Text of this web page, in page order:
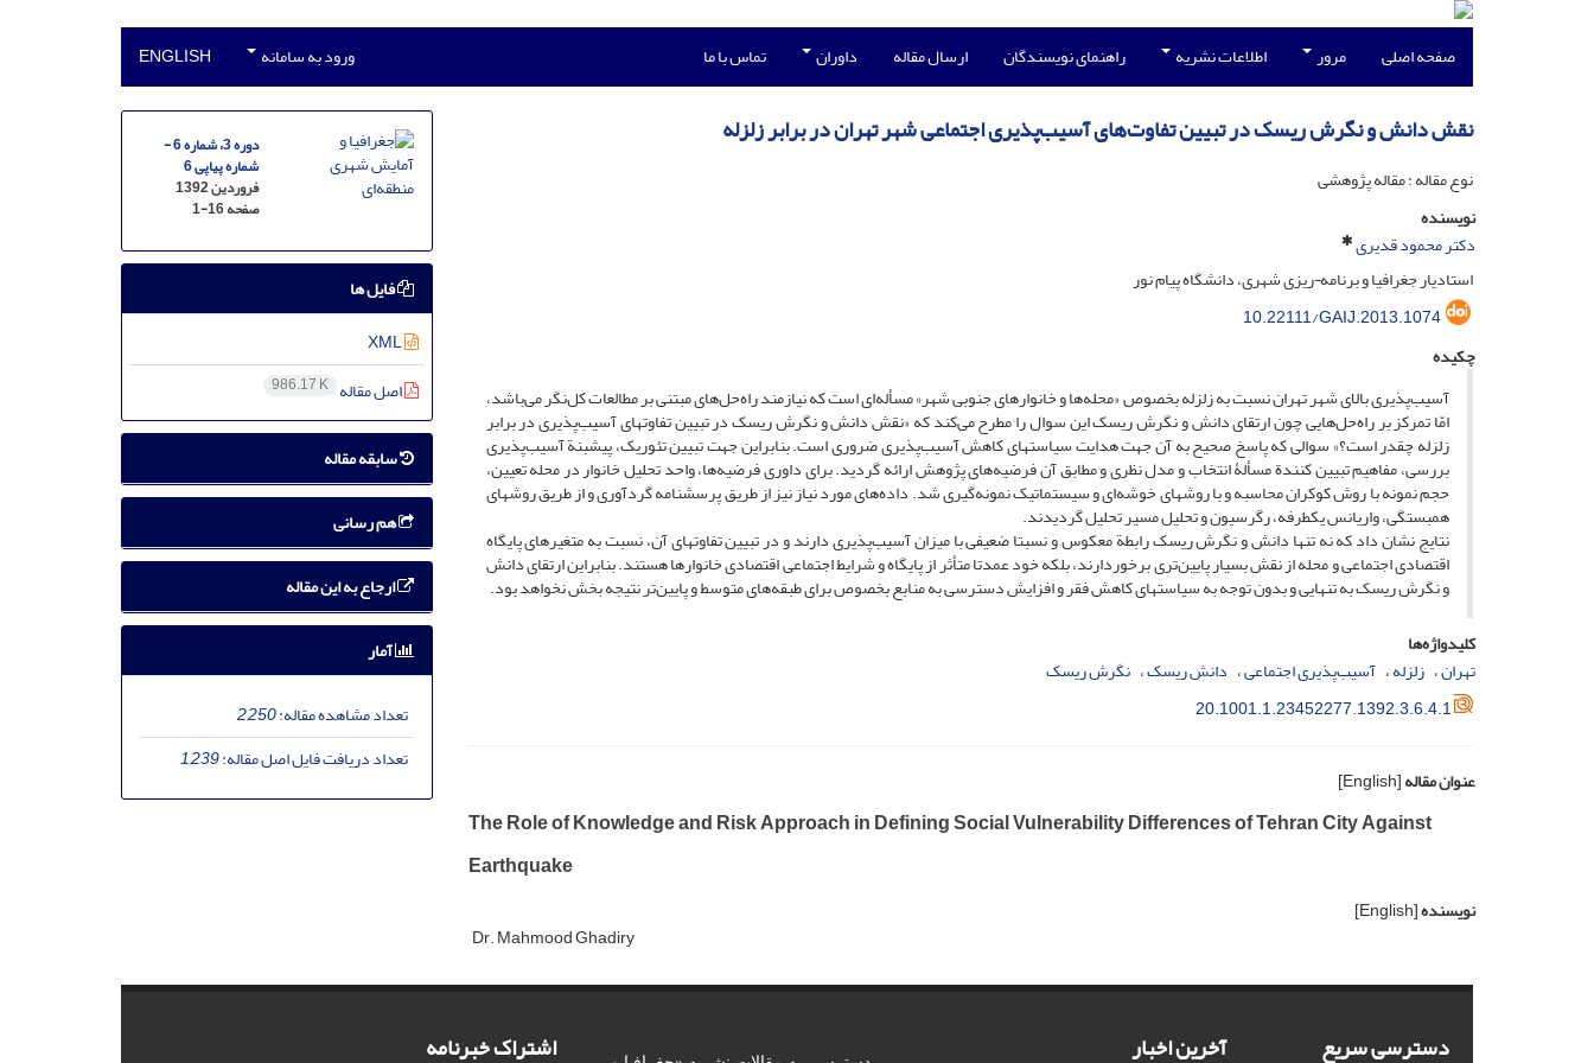
صفحه اصلی مرور اطلاعات نشریه راهنمای نویسندگان ارسال مقاله داوران تماس با ما ورود به سامانه ENGLISH
نقش دانش و نگرش ریسک در تبیین تفاوت‌های آسیب‌پذیری اجتماعی شهر تهران در برابر زلزله
نوع مقاله : مقاله پژوهشی
نویسنده
دکتر محمود قدیری
استادیار جغرافیا و برنامه¬ریزی شهری، دانشگاه پیام نور
10.22111/GAIJ.2013.1074
چکیده
آسیب‌پذیری بالای شهر تهران نسبت به زلزله بخصوص «محله‌ها و خانوارهای جنوبی شهر» مسأله‌ای است که نیازمند راه‌حل‌های مبتنی بر مطالعات کل‌نگر می‌باشد،
امّا تمرکز بر راه‌حل‌هایی چون ارتقای دانش و نگرش ریسک این سوال را مطرح می‌کند که «نقش دانش و نگرش ریسک در تبیین تفاوت­های آسیب‌پذیری در برابر
زلزله چقدر است؟» سوالی که پاسخ صحیح به آن جهت هدایت سیاست­های کاهش آسیب‌پذیری ضروری است. بنابراین جهت تبیین تئوریک، پیشبنة آسیب‌پذیری
بررسی، مفاهیم تبیین کنندة مسألۀ انتخاب و مدل نظری و مطابق آن فرضیه‌های پژوهش ارائه گردید. برای داوری فرضیه‌ها، واحد تحلیل خانوار در محله تعیین،
حجم نمونه با روش کوکران محاسبه و با روش­های خوشه‌ای و سیستماتیک نمونه‌گیری شد. داده‌های مورد نیاز نیز از طریق پرسشنامه‌ گردآوری و از طریق روش­های
همبستگی، واریانس یک­طرفه، رگرسیون و تحلیل مسیر تحلیل گردیدند.
نتایج نشان داد که نه تنها دانش و نگرش ریسک رابطة معکوس و نسبتا ضعیفی با میزان آسیب‌پذیری دارند و در تبیین تفاوت­های آن، نسبت به متغیرهای پایگاه
اقتصادی اجتماعی و محله از نقش بسیار پایین‌تری برخوردارند، بلکه خود عمدتا متأثر از پایگاه و شرایط اجتماعی اقتصادی خانوارها هستند. بنابراین ارتقای دانش
و نگرش ریسک به تنهایی و بدون توجه به سیاست­های کاهش فقر و افزایش دسترسی به منابع بخصوص برای طبقه‌های متوسط و پایین‌تر نتیجه بخش نخواهد بود.
کلیدواژه‌ها
تهران زلزله آسیب‌پذیری اجتماعی دانش ریسک نگرش ریسک
20.1001.1.23452277.1392.3.6.4.1
عنوان مقاله[English]
The Role of Knowledge and Risk Approach in Defining Social Vulnerability Differences of Tehran City Against
Earthquake
نویسنده[English]
Dr. Mahmood Ghadiry
دوره 3، شماره 6 -
شماره پیاپی 6
فروردین 1392
صفحه1-16
فایل ها
XML
اصل مقاله 986.17 K
سابقه مقاله
هم رسانی
ارجاع به این مقاله
آمار
تعداد مشاهده مقاله:2,250
تعداد دریافت فایل اصل مقاله:1,239
دسترسی سریع آخرین اخبار اشتراک خبرنامه